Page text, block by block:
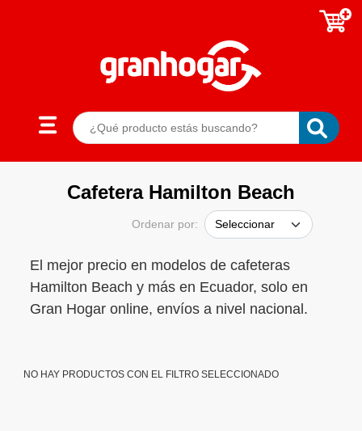
Cafetera Hamilton Beach
Ordenar por:
El mejor precio en modelos de cafeteras
Hamilton Beach y más en Ecuador, solo en
Gran Hogar online, envíos a nivel nacional.
NO HAY PRODUCTOS CON EL FILTRO SELECCIONADO